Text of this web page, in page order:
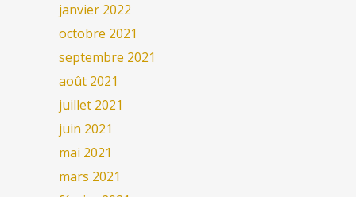
janvier 2022
octobre 2021
septembre 2021
août 2021
juillet 2021
juin 2021
mai 2021
mars 2021